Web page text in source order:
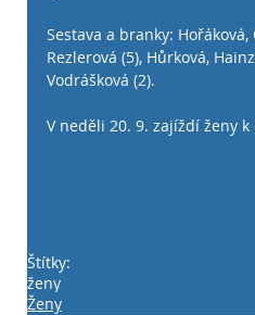
Sestava a branky: Hořáková,
Rezlerová (5), Hůrková,
Vodrášková (2).
V neděli 20. 9. zajíždí ženy
Štítky:
ženy
Ženy